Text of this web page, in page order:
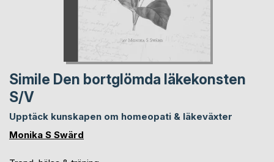
Simile Den bortglömda läkekonsten
S/V
Upptäck kunskapen om homeopati & läkeväxter
Monika S Swärd